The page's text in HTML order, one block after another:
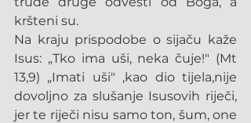
kršteni su.
Na kraju prispodobe o sijaču kaže
Isus: „Tko ima uši, neka čuje!" (Mt
13,9) „Imati uši" ,kao dio tijela,nije
dovoljno za slušanje Isusovih riječi,
jer te riječi nisu samo ton, šum, one